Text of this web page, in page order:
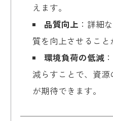
えます。
品質向上 ：詳細
質を向上させること
環境負荷の低減
減らすことで、資
が期待できます。